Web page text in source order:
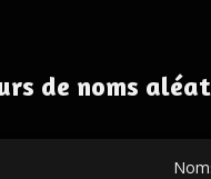
de noms